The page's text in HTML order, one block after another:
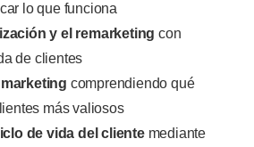
lo que funciona
y el remarketing con
de clientes
comprendiendo qué
más valiosos
de vida del clientemediante